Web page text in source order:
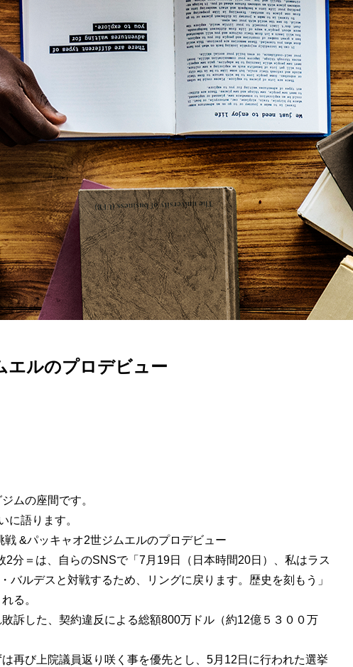
エルのプロデビュー
ムの座間です。
に語ります。
&パッキャオ2世ジムエルのプロデビュー
分＝は、自らのSNSで「7月19日（日本時間20日）、私はラス
ルデスと対戦するため、リングに戻ります。歴史を刻もう」
る。
訴した、契約違反による総額800万ドル（約12億５３００万
再び上院議員返り咲く事を優先とし、5月12日に行われた選挙